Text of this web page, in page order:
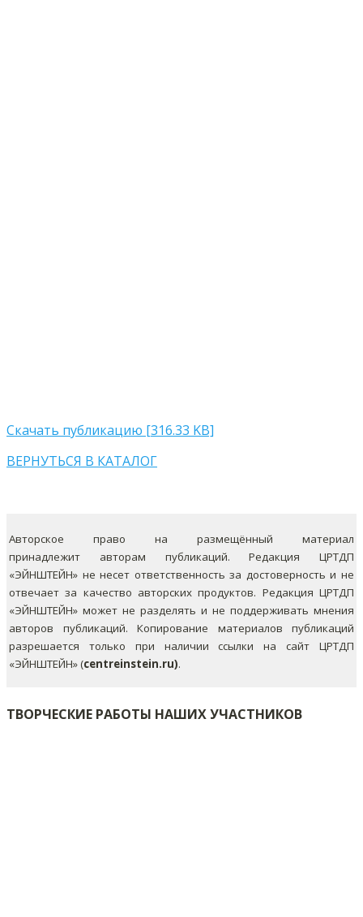
Скачать публикацию [316.33 KB]
ВЕРНУТЬСЯ В КАТАЛОГ
Авторское право на размещённый материал
принадлежит авторам публикаций. Редакция ЦРТДП
«ЭЙНШТЕЙН» не несет ответственность за достоверность и не
отвечает за качество авторских продуктов. Редакция ЦРТДП
«ЭЙНШТЕЙН» может не разделять и не поддерживать мнения
авторов публикаций. Копирование материалов публикаций
разрешается только при наличии ссылки на сайт ЦРТДП
«ЭЙНШТЕЙН» (centreinstein.ru).
ТВОРЧЕСКИЕ РАБОТЫ НАШИХ УЧАСТНИКОВ